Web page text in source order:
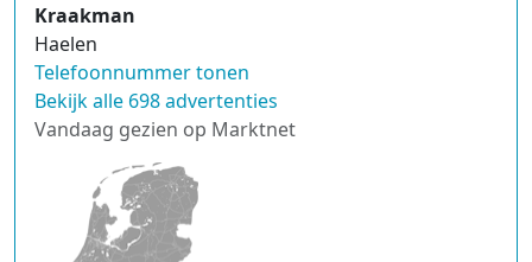
Kraakman
Haelen
Telefoonnummer tonen
Bekijk alle 698 advertenties
Vandaag gezien op Marktnet